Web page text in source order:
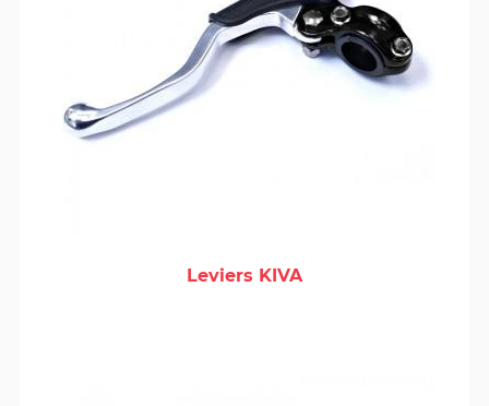
Leviers KIVA